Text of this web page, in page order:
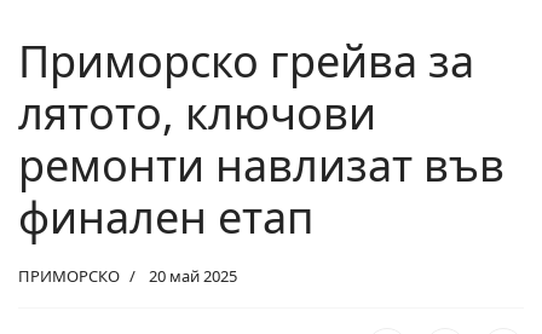
Приморско грейва за
лятото, ключови
ремонти навлизат във
финален етап
ПРИМОРСКО 20 май 2025